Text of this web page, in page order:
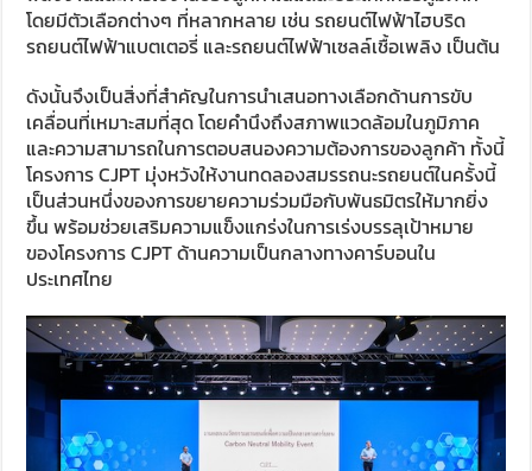
โดยมีตัวเลือกต่างๆ ที่หลากหลาย เช่น รถยนต์ไฟฟ้าไฮบริด
รถยนต์ไฟฟ้าแบตเตอรี่ และรถยนต์ไฟฟ้าเซลล์เชื้อเพลิง เป็นต้น
ดังนั้นจึงเป็นสิ่งที่สำคัญในการนำเสนอทางเลือกด้านการขับ
เคลื่อนที่เหมาะสมที่สุด โดยคำนึงถึงสภาพแวดล้อมในภูมิภาค
และความสามารถในการตอบสนองความต้องการของลูกค้า ทั้งนี้
โครงการ CJPT มุ่งหวังให้งานทดลองสมรรถนะรถยนต์ในครั้งนี้
เป็นส่วนหนึ่งของการขยายความร่วมมือกับพันธมิตรให้มากยิ่ง
ขึ้น พร้อมช่วยเสริมความแข็งแกร่งในการเร่งบรรลุเป้าหมาย
ของโครงการ CJPT ด้านความเป็นกลางทางคาร์บอนใน
ประเทศไทย